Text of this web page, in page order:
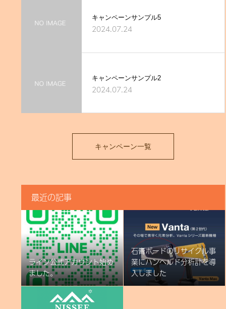
キャンペーンサンプル5
2024.07.24
キャンペーンサンプル2
2024.07.24
キャンペーン一覧
最近の記事
ライン公式アカウント始め
ました。
石膏ボードのリサイクル事
業にハンヘルド分析計を導
入しました